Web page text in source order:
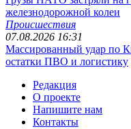
железнодорожной колеи
Происшествия
07.08.2026 16:31
Массированный удар по
остатки ПВО и логистику
Редакция
О проекте
Напишите нам
Контакты